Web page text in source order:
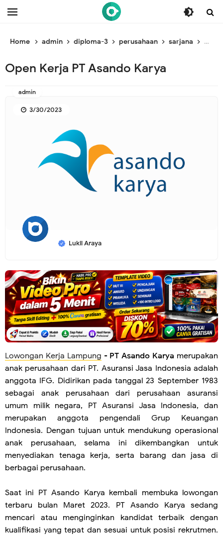
/* ganti br end */
Home admin diploma-3 perusahaan sarjana
Open Kerja PT Asando Karya
admin
Lukil Araya
3/30/2023
Lowongan Kerja Lampung - PT Asando Karya merupakan
anak perusahaan dari PT. Asuransi Jasa Indonesia adalah
anggota IFG. Didirikan pada tanggal 23 September 1983
sebagai anak perusahaan dari perusahaan asuransi
umum milik negara, PT Asuransi Jasa Indonesia, dan
merupakan anggota pengendali Grup Keuangan
Indonesia. Dengan tujuan untuk mendukung operasional
anak perusahaan, selama ini dikembangkan untuk
menyediakan tenaga kerja, serta barang dan jasa di
berbagai perusahaan.
Saat ini PT Asando Karya kembali membuka lowongan
terbaru bulan Maret 2023. PT Asando Karya sedang
mencari atau menginginkan kandidat terbaik dengan
kualifikasi yang tepat dan sesuai untuk posisi rekrutmen.